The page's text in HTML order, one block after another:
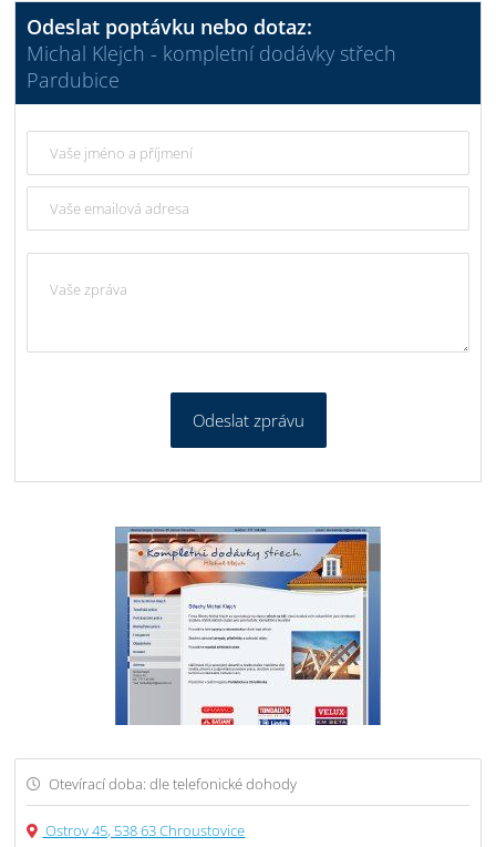
Odeslat poptávku nebo dotaz:
Michal Klejch - kompletní dodávky střech
Pardubice
Odeslat zprávu
Otevírací doba: dle telefonické dohody
Ostrov 45, 538 63 Chroustovice